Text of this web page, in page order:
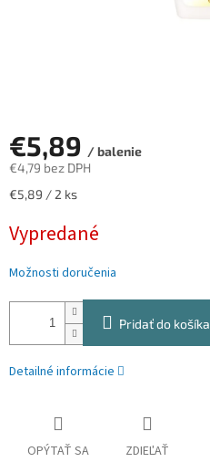
€5,89 / balenie
€4,79 bez DPH
Jednotková
€5,89 / 2 ks
Vypredané
Možnosti doručenia
Pridať do košíka
Detailné informácie
OPÝTAŤ SA ZDIEĽAŤ